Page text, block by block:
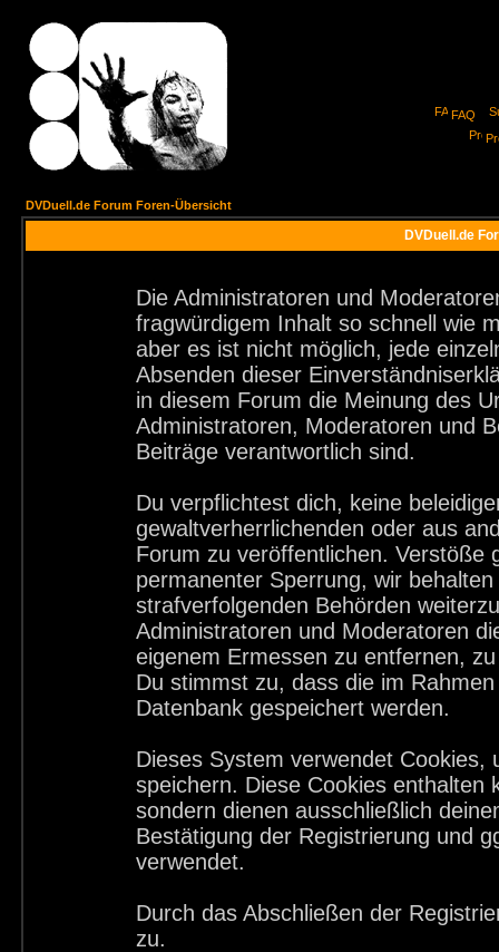
FAQ
DVDuell.de Forum Foren-Übersicht
DVDuell.de
Die Administratoren und
fragwürdigem Inhalt so schnell wie
aber es ist nicht möglich, jede
Absenden dieser
in diesem Forum die Meinung des
Administratoren, Moderatoren und
Beiträge verantwortlich sind.
Du verpflichtest dich, keine
gewaltverherrlichenden oder aus
Forum zu veröffentlichen. Verstöße
permanenter Sperrung, wir
strafverfolgenden Behörden
Administratoren und Moderatoren
eigenem Ermessen zu entfernen,
Du stimmst zu, dass die im
Datenbank gespeichert werden.
Dieses System verwendet
speichern. Diese Cookies enthalten
sondern dienen ausschließlich
Bestätigung der Registrierung und
verwendet.
Durch das Abschließen der
zu.